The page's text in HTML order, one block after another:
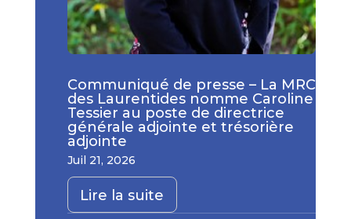
Communiqué de presse – La MRC
des Laurentides nomme Caroline
Tessier au poste de directrice
générale adjointe et trésorière
adjointe
Juil 21, 2026
Lire la suite